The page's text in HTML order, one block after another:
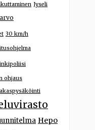
Jyseli
30 km/h
ohjaus
Hepo